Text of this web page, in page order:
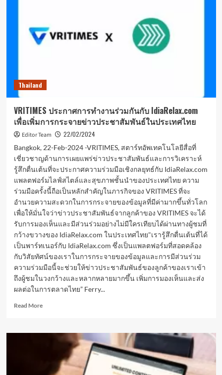
and
Individual
China-
ASEAN
Innovation
Entrepreneurship
Competition
(CAIEC)
Thailand
VRITIMES ประกาศการทำงานร่วมกันกับ IdiaRelax.com
เพื่อเพิ่มการกระจายข่าวประชาสัมพันธ์ในประเทศไทย
Editor Team
22/02/2024
Bangkok, 22-Feb-2024 -VRITIMES, สตาร์ทอัพเทคโนโลยีสื่อที่
เชี่ยวชาญด้านการเผยแพร่ข่าวประชาสัมพันธ์และการวิเคราะห์
รู้สึกตื่นเต้นที่จะประกาศความร่วมมือเชิงกลยุทธ์กับ IdiaRelax.com
แพลตฟอร์มไลฟ์สไตล์และสุขภาพชั้นนำของประเทศไทย ความ
ร่วมมือครั้งนี้ถือเป็นหลักสำคัญในภารกิจของ VRITIMES ที่จะ
อำนวยความสะดวกในการกระจายของข้อมูลที่มีค่ามากขึ้นทั่วโลก
เพื่อให้มั่นใจว่าข่าวประชาสัมพันธ์จากลูกค้าของ VRITIMES จะได้
รับการมองเห็นและมีส่วนร่วมอย่างไม่มีใครเทียบได้ผ่านทางผู้ชมที่
กว้างขวางของ IdiaRelax.com ในประเทศไทย"เรารู้สึกตื่นเต้นที่ได้
เป็นพาร์ทเนอร์กับ IdiaRelax.com ซึ่งเป็นแพลตฟอร์มที่สอดคล้อง
กับวิสัยทัศน์ของเราในการกระจายของข้อมูลและการมีส่วนร่วม
ความร่วมมือนี้จะช่วยให้ข่าวประชาสัมพันธ์ของลูกค้าของเราเข้า
ถึงผู้ชมในวงกว้างและหลากหลายมากขึ้น เพิ่มการมองเห็นและส่ง
ผลต่อในการตลาดไทย” Ferry...
Read MoreRead
VRITIMES
ประกาศ
ทำงาน